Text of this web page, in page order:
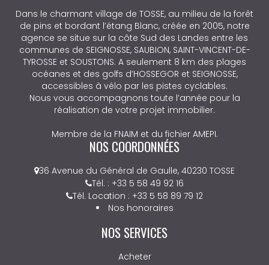
Dans le charmant village de TOSSE, au milieu de la forêt
de pins et bordant l’étang Blanc, créée en 2005, notre
agence se situe sur la côte Sud des Landes entre les
communes de SEIGNOSSE, SAUBION, SAINT-VINCENT-DE-
TYROSSE et SOUSTONS. A seulement 8 km des plages
océanes et des golfs d’HOSSEGOR et SEIGNOSSE,
accessibles à vélo par les pistes cyclables.
Nous vous accompagnons toute l’année pour la
réalisation de votre projet immobilier.
Membre de la FNAIM et du fichier AMEPI.
NOS COORDONNÉES
36 Avenue du Général de Gaulle, 40230 TOSSE
Tél. : +33 5 58 49 92 16
Tél. Location : +33 5 58 89 79 12
Nos honoraires
NOS SERVICES
Acheter